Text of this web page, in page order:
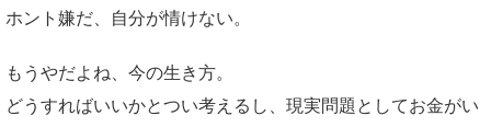
ホント嫌だ、自分が情けない。
もうやだよね、今の生き方。
どうすればいいかとつい考えるし、現実問題としてお金がい